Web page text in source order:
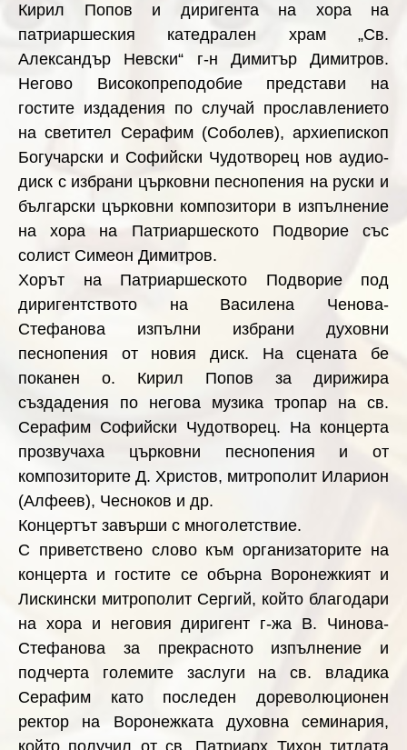
Кирил Попов и диригента на хора на
патриаршеския катедрален храм „Св.
Александър Невски“ г-н Димитър Димитров.
Негово Високопреподобие представи на
гостите издадения по случай прославлението
на светител Серафим (Соболев), архиепископ
Богучарски и Софийски Чудотворец нов аудио-
диск с избрани църковни песнопения на руски и
български църковни композитори в изпълнение
на хора на Патриаршеското Подворие със
солист Симеон Димитров.
Хорът на Патриаршеското Подворие под
диригентството на Василена Ченова-
Стефанова изпълни избрани духовни
песнопения от новия диск. На сцената бе
поканен о. Кирил Попов за дирижира
създадения по негова музика тропар на св.
Серафим Софийски Чудотворец. На концерта
прозвучаха църковни песнопения и от
композиторите Д. Христов, митрополит Иларион
(Алфеев), Чесноков и др.
Концертът завърши с многолетствие.
С приветствено слово към организаторите на
концерта и гостите се обърна Воронежкият и
Лискински митрополит Сергий, който благодари
на хора и неговия диригент г-жа В. Чинова-
Стефанова за прекрасното изпълнение и
подчерта големите заслуги на св. владика
Серафим като последен дореволюционен
ректор на Воронежката духовна семинария,
който получил от св. Патриарх Тихонтитлата